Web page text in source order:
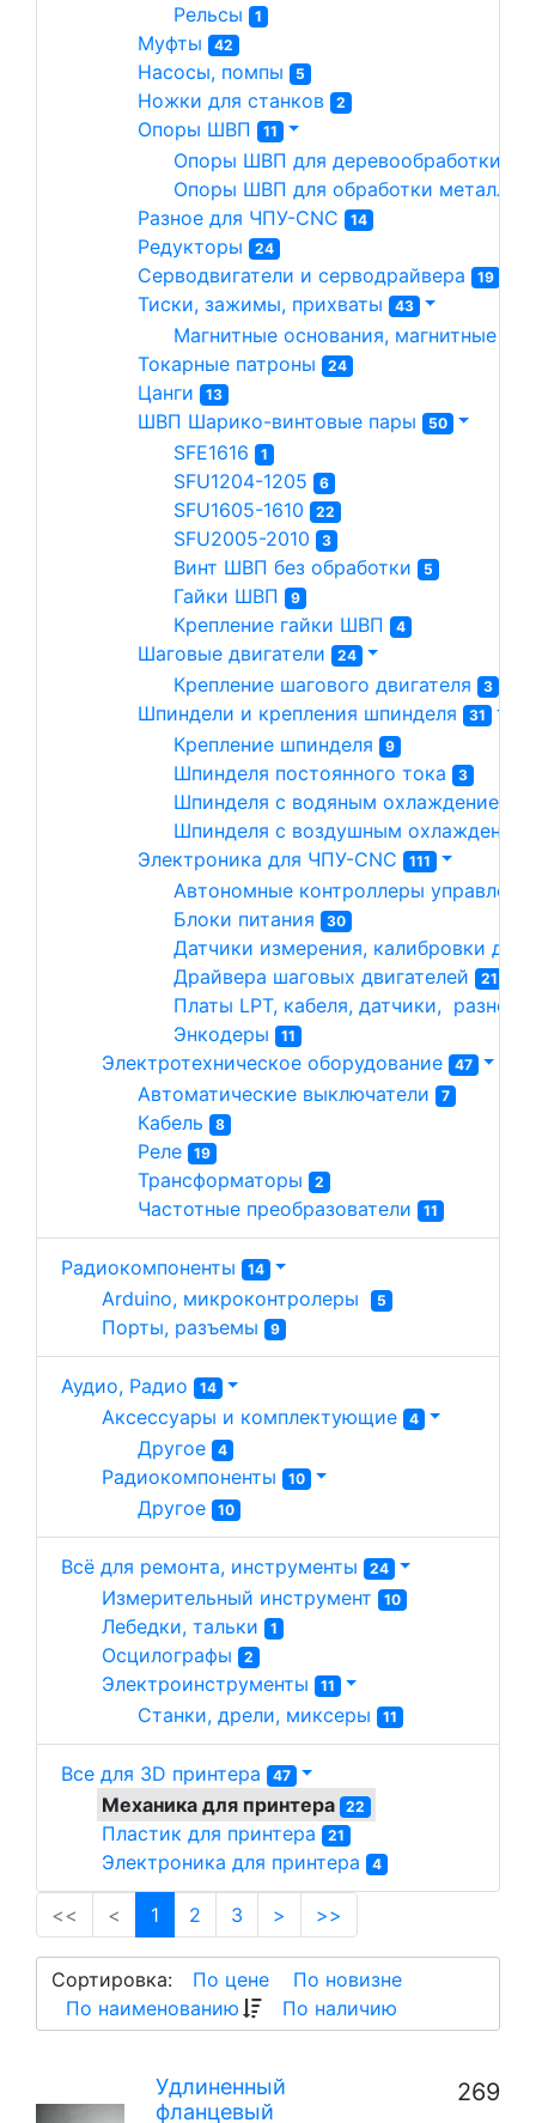
Рельсы 1
Муфты 42
Насосы, помпы 5
Ножки для станков 2
Опоры ШВП 11
Опоры ШВП для деревообработки
Опоры ШВП для обработки
Разное для ЧПУ-CNC
14
Редукторы 24
Серводвигатели и серводрайвера 19
Тиски, зажимы, прихваты 43
Магнитные основания, магнитные
Токарные патроны
24
Цанги 13
ШВП Шарико-винтовые пары 50
SFE1616 1
SFU1204-1205 6
SFU1605-1610 22
SFU2005-2010 3
Винт ШВП без обработки 5
Гайки ШВП 9
Крепление гайки ШВП 4
Шаговые двигатели 24
Крепление шагового двигателя 3
Шпиндели и крепления шпинделя 31
Крепление шпинделя 9
Шпинделя постоянного тока 3
Шпинделя с водяным охлаждением
Шпинделя с воздушным
Электроника для ЧПУ-CNC
111
Автономные контроллеры
Блоки питания
30
Датчики измерения, калибровки
Драйвера шаговых двигателей
21
Платы LPT, кабеля, датчики,  разное
Энкодеры 11
Электротехническое оборудование 47
Автоматические выключатели 7
Кабель 8
Реле 19
Трансформаторы 2
Частотные преобразователи 11
Радиокомпоненты 14
Arduino, микроконтролеры 5
Порты, разъемы 9
Аудио, Радио 14
Аксессуары и комплектующие 4
Другое 4
Радиокомпоненты 10
Другое 10
Всё для ремонта, инструменты 24
Измерительный инструмент 10
Лебедки, тальки 1
Осцилографы 2
Электроинструменты 11
Станки, дрели, миксеры 11
Все для 3D принтера 47
Механика для принтера 22
Пластик для принтера 21
Электроника для принтера 4
<< < 1 (current)
2 3 > >>
Сортировка: По цене
По новизне
По наименованию
По наличию
Удлиненный
фланцевый
269